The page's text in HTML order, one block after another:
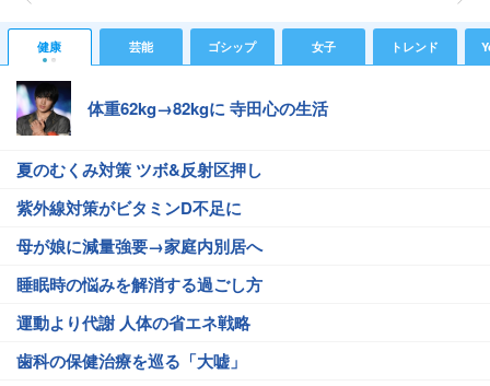
健康 芸能 ゴシップ 女子 トレンド
体重62kg→82kgに 寺田心の生活
夏のむくみ対策 ツボ&反射区押し
紫外線対策がビタミンD不足に
母が娘に減量強要→家庭内別居へ
睡眠時の悩みを解消する過ごし方
運動より代謝 人体の省エネ戦略
歯科の保健治療を巡る「大嘘」